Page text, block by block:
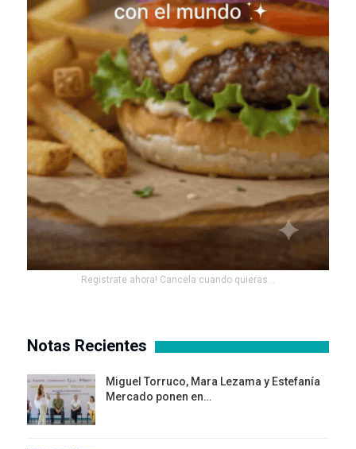
Registrate ahora! Cancela cuando quieras...
Notas Recientes
Miguel Torruco, Mara Lezama y Estefanía
Mercado ponen en…